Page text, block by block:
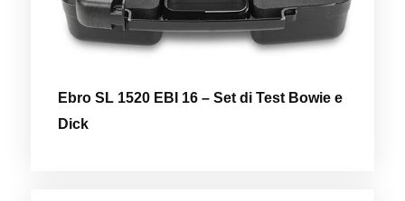
Ebro SL 1520 EBI 16 – Set di Test Bowie e
Dick